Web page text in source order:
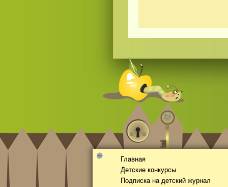
Главная
Детские конкурсы
Подписка на детский журнал